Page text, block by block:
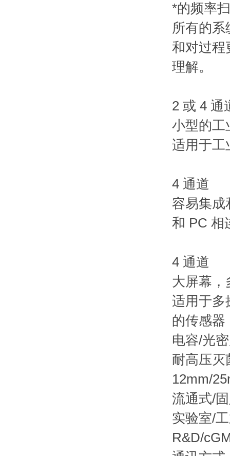
*的频率
所有的
和对过程
理解。
2 或 4 通
小型的
适用于
4 通道
容易集成
和 PC 相
4 通道
大屏幕
适用于多
的传感器
电容/光
耐高压
12mm/
流通式/
实验室/
R&D/